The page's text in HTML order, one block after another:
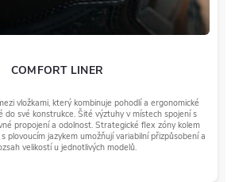
COMFORT LINER
vložkami, který kombinuje pohodlí a ergonomické
do své konstrukce. Šité výztuhy v místech spojení s
propojení a odolnost. Strategické flex zóny kolem
plovoucím jazykem umožňují variabilní přizpůsobení a
velikostí u jednotlivých modelů.